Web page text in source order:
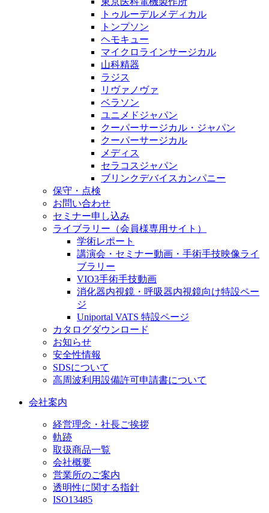
トゥルーデルメディカル
トンプソン
ヘモキュー
マイクロラインサージカル
山科精器
ラジス
リヴァノヴァ
ベラソン
ユニメドジャパン
クーパーサージカル・ジャパン
クーパーサージカル
メディス
セラコスジャパン
ブリンクデバイスカンパニー
保守・点検
お問い合わせ
セミナー申し込み
ライブラリー（会員様専用サイト）
学術レポート
講演会・セミナー動画・手術手技映像ライ
ブラリー
VIO3手術手技動画
消化器内視鏡・呼吸器内視鏡向け特設ペー
ジ
Uniportal VATS 特設ページ
カタログダウンロード
お知らせ
安全性情報
SDSについて
高周波利用設備許可申請書について
会社案内
経営理念・社長ご挨拶
軌跡
取扱商品一覧
会社概要
営業所のご案内
透明性に関する指針
ISO13485